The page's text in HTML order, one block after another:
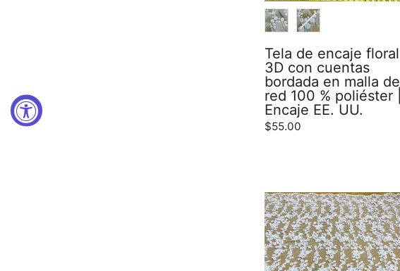
COLOR
Tela de encaje floral
3D con cuentas
bordada en malla de
red 100 % poliéster |
Encaje EE. UU.
$55.00